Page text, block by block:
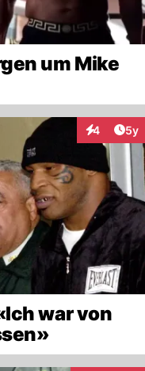
um Mike
4 5y
war von